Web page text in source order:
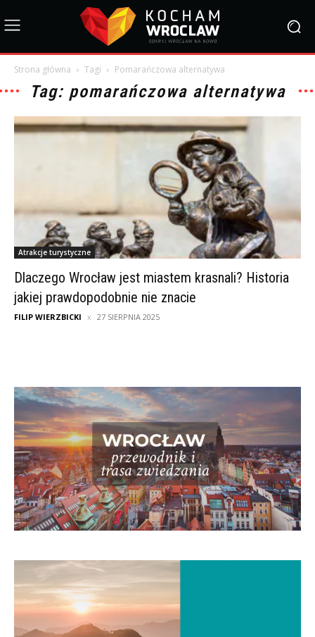
Strona główna Tagi Pomarańczowa alternatywa
Tag: pomarańczowa alternatywa
Atrakcje turystyczne
Dlaczego Wrocław jest miastem krasnali? Historia
jakiej prawdopodobnie nie znacie
FILIP WIERZBICKI 27 SIERPNIA 2025